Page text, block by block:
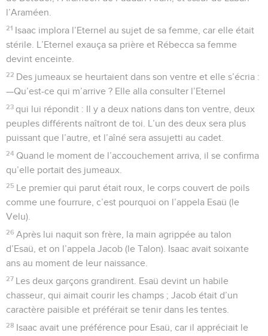
l’Araméen.
21 Isaac implora l’Eternel au sujet de sa femme, car elle était
stérile. L’Eternel exauça sa prière et Rébecca sa femme
devint enceinte.
22 Des jumeaux se heurtaient dans son ventre et elle s’écria :
—Qu’est-ce qui m’arrive ? Elle alla consulter l’Eternel
23 qui lui répondit : Il y a deux nations dans ton ventre, deux
peuples différents naîtront de toi. L’un des deux sera plus
puissant que l’autre, et l’aîné sera assujetti au cadet.
24 Quand le moment de l’accouchement arriva, il se confirma
qu’elle portait des jumeaux.
25 Le premier qui parut était roux, le corps couvert de poils
comme une fourrure, c’est pourquoi on l’appela Esaü (le
Velu).
26 Après lui naquit son frère, la main agrippée au talon
d’Esaü, et on l’appela Jacob (le Talon). Isaac avait soixante
ans au moment de leur naissance.
27 Les deux garçons grandirent. Esaü devint un habile
chasseur, qui aimait courir les champs ; Jacob était d’un
caractère paisible et préférait se tenir dans les tentes.
28 Isaac avait une préférence pour Esaü, car il appréciait le